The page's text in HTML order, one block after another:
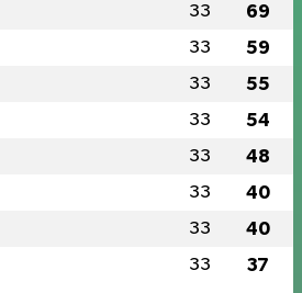
33 69
33 59
33 55
33 54
33 48
33 40
33 40
33 37